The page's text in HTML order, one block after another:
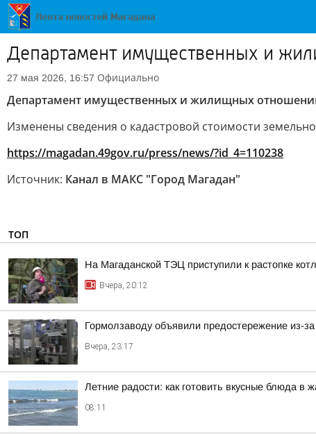
Департамент имущественных и
27 мая 2026, 16:57 Официально
Департамент имущественных и жилищных
Изменены сведения о кадастровой стоимости
https://magadan.49gov.ru/press/news/?id_4=110238
Источник: Канал в МАКС "Город Магадан"
ТОП
На Магаданской ТЭЦ приступили к растопке
Вчера, 20:12
Гормолзаводу объявили предостережение из-за
Вчера, 23:17
Летние радости: как готовить вкусные блюда в
08:11